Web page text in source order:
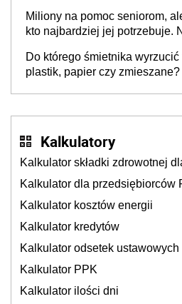
stołecznych
Miliony na pomoc seniorom,
kto najbardziej jej potrzebuje.
Do którego śmietnika
plastik, papier czy
Kalkulatory
Kalkulator składki zdrowotnej
Kalkulator dla przedsiębiorców
Kalkulator kosztów energii
Kalkulator kredytów
Kalkulator odsetek ustawowych
Kalkulator PPK
Kalkulator ilości dni